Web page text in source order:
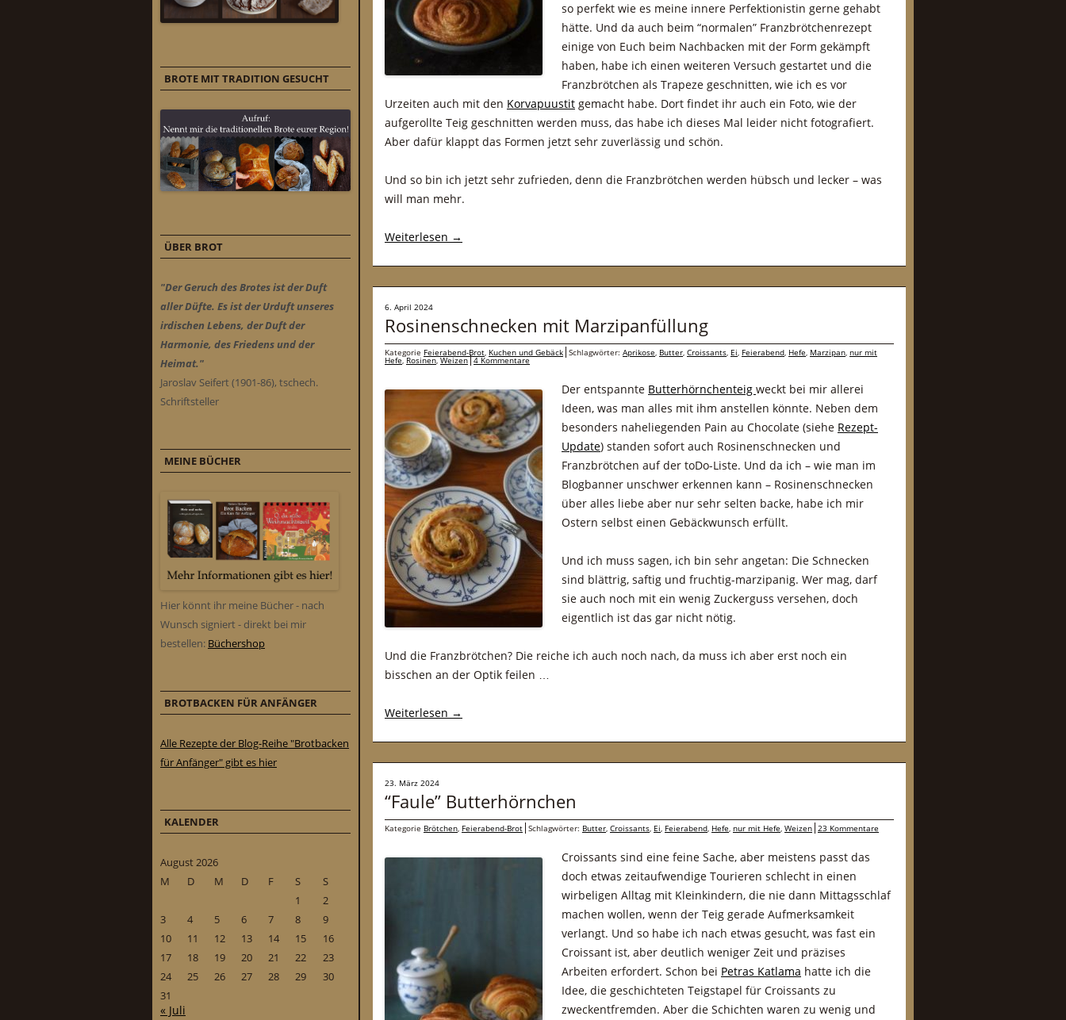
so perfekt wie es meine innere Perfektionistin gerne gehabt
hätte. Und da auch beim “normalen” Franzbrötchenrezept
einige von Euch beim Nachbacken mit der Form gekämpft
haben, habe ich einen weiteren Versuch gestartet und die
Franzbrötchen als Trapeze geschnitten, wie ich es vor
Urzeiten auch mit den Korvapuustit gemacht habe. Dort findet ihr auch ein Foto, wie der
aufgerollte Teig geschnitten werden muss, das habe ich dieses Mal leider nicht fotografiert.
Aber dafür klappt das Formen jetzt sehr zuverlässig und schön.
Und so bin ich jetzt sehr zufrieden, denn die Franzbrötchen werden hübsch und lecker – was
will man mehr.
Weiterlesen →
6. April 2024
Rosinenschnecken mit Marzipanfüllung
Kategorie Feierabend-Brot, Kuchen und Gebäck Schlagwörter: Aprikose, Butter, Croissants, Ei, Feierabend, Hefe, Marzipan, nur mit
Hefe,Rosinen,Weizen 4 Kommentare
Der entspannte Butterhörnchenteig weckt bei mir allerei
Ideen, was man alles mit ihm anstellen könnte. Neben dem
besonders naheliegenden Pain au Chocolate (siehe Rezept-
Update) standen sofort auch Rosinenschnecken und
Franzbrötchen auf der toDo-Liste. Und da ich – wie man im
Blogbanner unschwer erkennen kann – Rosinenschnecken
über alles liebe aber nur sehr selten backe, habe ich mir
Ostern selbst einen Gebäckwunsch erfüllt.
Und ich muss sagen, ich bin sehr angetan: Die Schnecken
sind blättrig, saftig und fruchtig-marzipanig. Wer mag, darf
sie auch noch mit ein wenig Zuckerguss versehen, doch
eigentlich ist das gar nicht nötig.
Und die Franzbrötchen? Die reiche ich auch noch nach, da muss ich aber erst noch ein
bisschen an der Optik feilen …
Weiterlesen →
23. März 2024
“Faule” Butterhörnchen
Kategorie Brötchen, Feierabend-Brot Schlagwörter: Butter, Croissants, Ei, Feierabend, Hefe, nur mit Hefe, Weizen 23 Kommentare
Croissants sind eine feine Sache, aber meistens passt das
doch etwas zeitaufwendige Tourieren schlecht in einen
wirbeligen Alltag mit Kleinkindern, die nie dann Mittagsschlaf
machen wollen, wenn der Teig gerade Aufmerksamkeit
verlangt. Und so habe ich nach etwas gesucht, was fast ein
Croissant ist, aber deutlich weniger Zeit und präzises
Arbeiten erfordert. Schon bei Petras Katlama hatte ich die
Idee, die geschichteten Teigstapel für Croissants zu
zweckentfremden. Aber die Schichten waren zu wenig und
BROTE MIT TRADITION GESUCHT
ÜBER BROT
"Der Geruch des Brotes ist der Duft
aller Düfte. Es ist der Urduft unseres
irdischen Lebens, der Duft der
Harmonie, des Friedens und der
Heimat."
Jaroslav Seifert (1901-86), tschech.
Schriftsteller
MEINE BÜCHER
Hier könnt ihr meine Bücher - nach
Wunsch signiert - direkt bei mir
bestellen: Büchershop
BROTBACKEN FÜR ANFÄNGER
Alle Rezepte der Blog-Reihe "Brotbacken
für Anfänger" gibt es hier
KALENDER
August 2026
M
D M D F S
S
1
2
3
4 5 6 7 8
9
10
11 12 13 14 15
16
17
18 19 20 21 22
23
24
25 26 27 28 29
30
31
« Juli